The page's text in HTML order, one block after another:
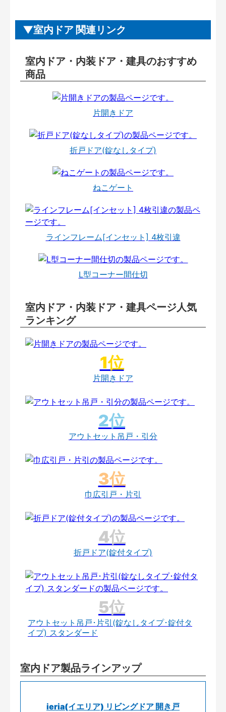
室内ドア 関連リンク
室内ドア・内装ドア・建具のおすすめ
商品
片開きドア
折戸ドア(錠なしタイプ)
ねこゲート
ラインフレーム[インセット] 4枚引違
L型コーナー間仕切
室内ドア・内装ドア・建具ページ人気
ランキング
片開きドア
アウトセット吊戸・引分
巾広引戸・片引
折戸ドア(錠付タイプ)
アウトセット吊戸･片引(錠なしタイプ･錠付タ
イプ) スタンダード
室内ドア製品ラインアップ
ieria(イエリア) リビングドア 開き戸